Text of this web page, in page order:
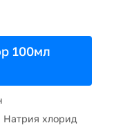
100мл
Натрия хлорид